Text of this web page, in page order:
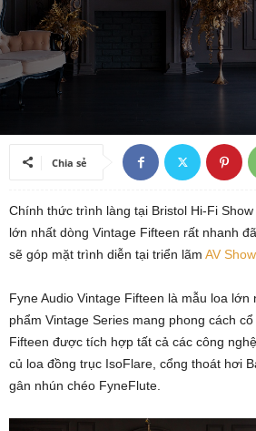
THIẾT BỊ NGHE NHÌN
18/09/2023
Chia sẻ
Chính thức trình làng tại Bristol Hi-Fi
lớn nhất dòng Vintage Fifteen rất nhanh
sẽ góp mặt trình diễn tại triển lãm AV Show
Fyne Audio Vintage Fifteen là mẫu loa lớn
phẩm Vintage Series mang phong cách cổ
Fifteen được tích hợp tất cả các công
củ loa đồng trục IsoFlare, cổng thoát hơi
gân nhún chéo FyneFlute.